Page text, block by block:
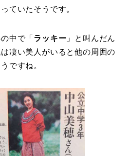
ていたそうです。
中で「 ラッキー 」と叫んだん
凄い美人がいると他の周囲の
ですね。